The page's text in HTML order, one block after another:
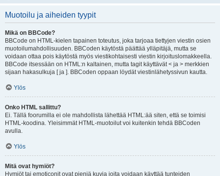
Muotoilu ja aiheiden tyypit
Mikä on BBCode?
BBCode on HTML-kielen tapainen toteutus, joka tarjoaa tiettyjen viestin osien
muotoilumahdollisuuden. BBCoden käytöstä päättää ylläpitäjä, mutta se
voidaan ottaa pois käytöstä myös viestikohtaisesti viestin kirjoituslomakkeella.
BBCode itsessään on HTML:n kaltainen, mutta tagit käyttävät < ja > merkkien
sijaan hakasulkuja [ ja ]. BBCoden oppaan löydät viestinlähetyssivun kautta.
Ylös
Onko HTML sallittu?
Ei. Tällä foorumilla ei ole mahdollista lähettää HTML:ää siten, että se toimisi
HTML-koodina. Yleisimmät HTML-muotoilut voi kuitenkin tehdä BBCoden
avulla.
Ylös
Mitä ovat hymiöt?
Hymiöt tai emoticonit ovat pieniä kuvia joita voidaan käyttää tunteiden